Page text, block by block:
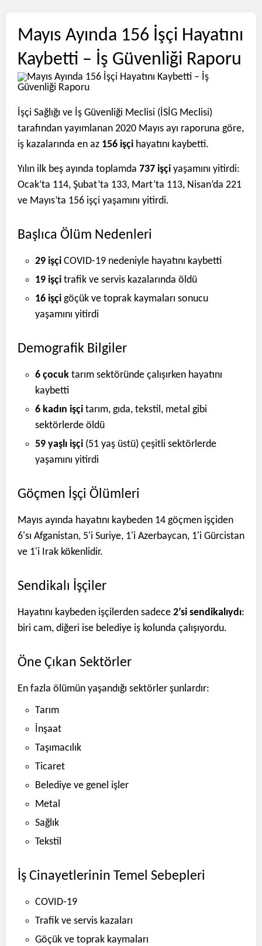
Mayıs Ayında 156 İşçi Hayatını
Kaybetti – İş Güvenliği Raporu
İşçi Sağlığı ve İş Güvenliği Meclisi (İSİG Meclisi)
tarafından yayımlanan 2020 Mayıs ayı raporuna göre,
iş kazalarında en az 156 işçihayatını kaybetti.
Yılın ilk beş ayında toplamda 737 işçiyaşamını yitirdi:
Ocak’ta 114, Şubat’ta 133, Mart’ta 113, Nisan’da 221
ve Mayıs’ta 156 işçi yaşamını yitirdi.
Başlıca Ölüm Nedenleri
29 işçiCOVID-19 nedeniyle hayatını kaybetti
19 işçitrafik ve servis kazalarında öldü
16 işçigöçük ve toprak kaymaları sonucu
yaşamını yitirdi
Demografik Bilgiler
6 çocuktarım sektöründe çalışırken hayatını
kaybetti
6 kadın işçitarım, gıda, tekstil, metal gibi
sektörlerde öldü
59 yaşlı işçi(51 yaş üstü) çeşitli sektörlerde
yaşamını yitirdi
Göçmen İşçi Ölümleri
Mayıs ayında hayatını kaybeden 14 göçmen işçiden
6'sı Afganistan, 5'i Suriye, 1'i Azerbaycan, 1'i Gürcistan
ve 1'i Irak kökenlidir.
Sendikalı İşçiler
Hayatını kaybeden işçilerden sadece 2’si sendikalıydı:
biri cam, diğeri ise belediye iş kolunda çalışıyordu.
Öne Çıkan Sektörler
En fazla ölümün yaşandığı sektörler şunlardır:
Tarım
İnşaat
Taşımacılık
Ticaret
Belediye ve genel işler
Metal
Sağlık
Tekstil
İş Cinayetlerinin Temel Sebepleri
COVID-19
Trafik ve servis kazaları
Göçük ve toprak kaymaları